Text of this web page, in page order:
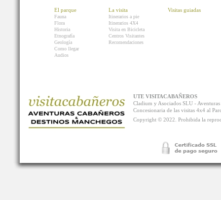
El parque
Fauna
Flora
Historia
Etnografía
Geología
Como llegar
Audios
La visita
Itinerarios a pie
Itinerarios 4X4
Visita en Bicicleta
Centros Visitantes
Recomendaciones
Visitas guiadas
UTE VISITACABAÑEROS
Cladium y Asociados SLU -
Concesionaria de las visitas 4x4 al
Copyright © 2022. Prohibida la